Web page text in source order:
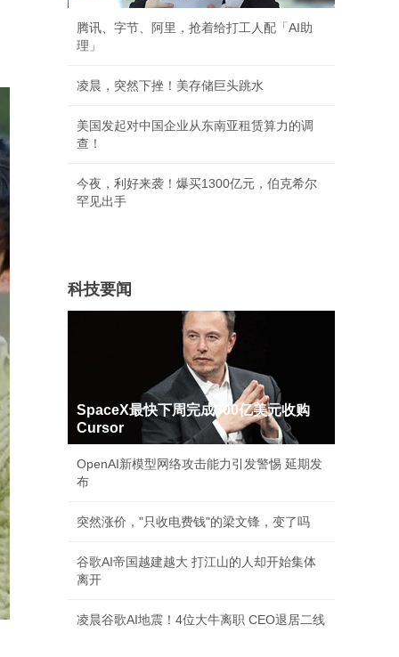
腾讯、字节、阿里，抢着给打工人配「AI助
理」
凌晨，突然下挫！美存储巨头跳水
美国发起对中国企业从东南亚租赁算力的调
查！
今夜，利好来袭！爆买1300亿元，伯克希尔
罕见出手
科技要闻
SpaceX最快下周完成600亿美元收购
Cursor
OpenAI新模型网络攻击能力引发警惕 延期发
布
突然涨价，"只收电费钱"的梁文锋，变了吗
谷歌AI帝国越建越大 打江山的人却开始集体
离开
凌晨谷歌AI地震！4位大牛离职 CEO退居二线